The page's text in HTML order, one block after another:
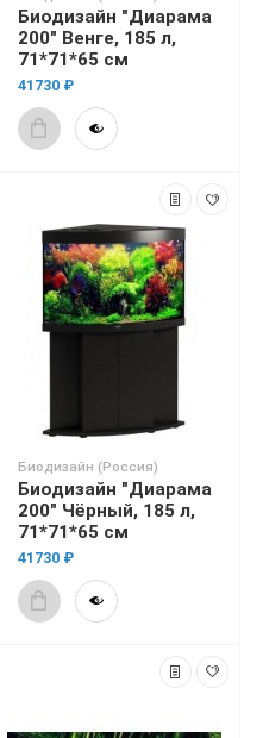
Биодизайн "Диарама
200" Венге, 185 л,
71*71*65 см
41730 ₽
Биодизайн (Россия)
Биодизайн "Диарама
200" Чёрный, 185 л,
71*71*65 см
41730 ₽